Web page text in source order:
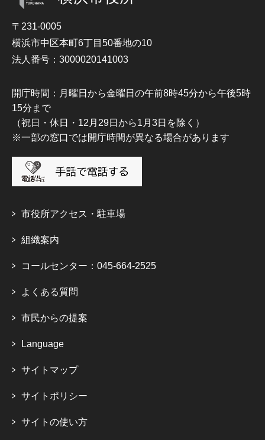
〒231-0005
横浜市中区本町6丁目50番地の10
法人番号：3000020141003
開庁時間：月曜日から金曜日の午前8時45分から午後5時
15分まで
（祝日・休日・12月29日から1月3日を除く）
※一部の窓口では開庁時間が異なる場合があります
市役所アクセス・駐車場
組織案内
コールセンター：045-664-2525
よくある質問
市民からの提案
Language
サイトマップ
サイトポリシー
サイトの使い方